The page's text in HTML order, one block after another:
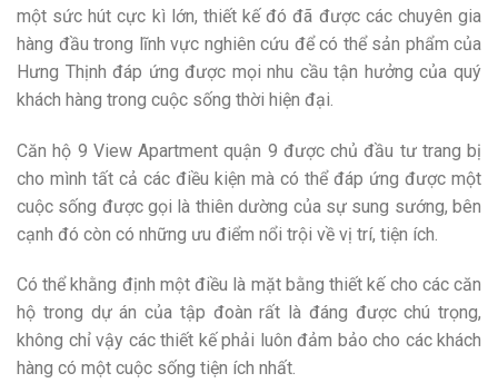
một sức hút cực kì lớn, thiết kế đó đã được các chuyên gia
hàng đầu trong lĩnh vực nghiên cứu để có thể sản phẩm của
Hưng Thịnh đáp ứng được mọi nhu cầu tận hưởng của quý
khách hàng trong cuộc sống thời hiện đại.
Căn hộ 9 View Apartment quận 9 được chủ đầu tư trang bị
cho mình tất cả các điều kiện mà có thể đáp ứng được một
cuộc sống được gọi là thiên dường của sự sung sướng, bên
cạnh đó còn có những ưu điểm nổi trội về vị trí, tiện ích.
Có thể khằng định một điều là mặt bằng thiết kế cho các căn
hộ trong dự án của tập đoàn rất là đáng được chú trọng,
không chỉ vậy các thiết kế phải luôn đảm bảo cho các khách
hàng có một cuộc sống tiện ích nhất.